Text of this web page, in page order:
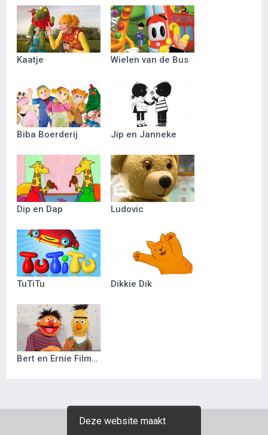
Kaatje Wielen van de Bus
Biba Boerderij Jip en Janneke
Dip en Dap Ludovic
TuTiTu Dikkie Dik
Bert en Ernie Filmpjes
Deze website maakt